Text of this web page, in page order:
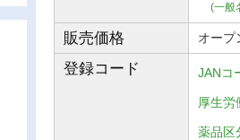
(一般
販売価格 オープ
登録コード JANコ
厚生
薬品